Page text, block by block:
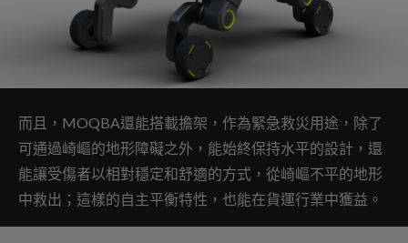
而且，MOQBA還能搭載擔架，作為緊急救災用途，除了
可通過崎嶇的地形障礙之外，能始終保持水平的設計，還
能讓受傷者以相對穩定和舒適的方式，從崎嶇不平的地形
中救出；這樣的自主平衡特性，也能在貨運行業中獲益。